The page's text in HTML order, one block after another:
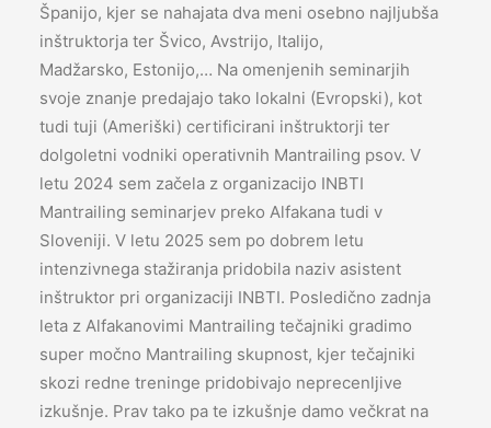
Španijo, kjer se nahajata dva meni osebno najljubša
inštruktorja ter Švico, Avstrijo, Italijo,
Madžarsko, Estonijo,… Na omenjenih seminarjih
svoje znanje predajajo tako lokalni (Evropski), kot
tudi tuji (Ameriški) certificirani inštruktorji ter
dolgoletni vodniki operativnih Mantrailing psov. V
letu 2024 sem začela z organizacijo INBTI
Mantrailing seminarjev preko Alfakana tudi v
Sloveniji. V letu 2025 sem po dobrem letu
intenzivnega stažiranja pridobila naziv asistent
inštruktor pri organizaciji INBTI. Posledično zadnja
leta z Alfakanovimi Mantrailing tečajniki gradimo
super močno Mantrailing skupnost, kjer tečajniki
skozi redne treninge pridobivajo neprecenljive
izkušnje. Prav tako pa te izkušnje damo večkrat na